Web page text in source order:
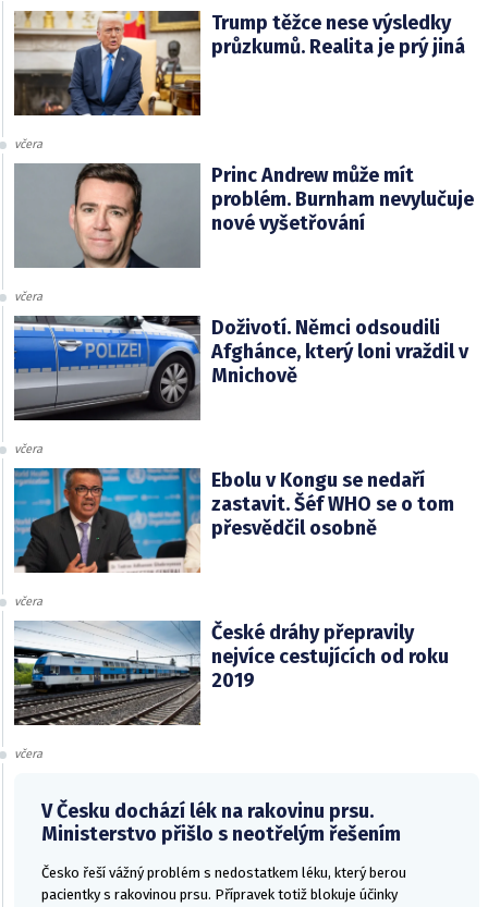
Trump těžce nese výsledky
průzkumů. Realita je prý jiná
včera
Princ Andrew může mít
problém. Burnham nevylučuje
nové vyšetřování
včera
Doživotí. Němci odsoudili
Afghánce, který loni vraždil v
Mnichově
včera
Ebolu v Kongu se nedaří
zastavit. Šéf WHO se o tom
přesvědčil osobně
včera
České dráhy přepravily
nejvíce cestujících od roku
2019
včera
V Česku dochází lék na rakovinu prsu.
Ministerstvo přišlo s neotřelým řešením
Česko řeší vážný problém s nedostatkem léku, který berou
pacientky s rakovinou prsu. Přípravek totiž blokuje účinky